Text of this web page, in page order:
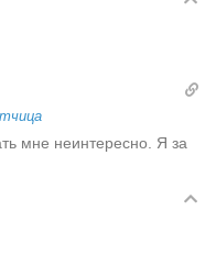
мне неинтересно. Я за